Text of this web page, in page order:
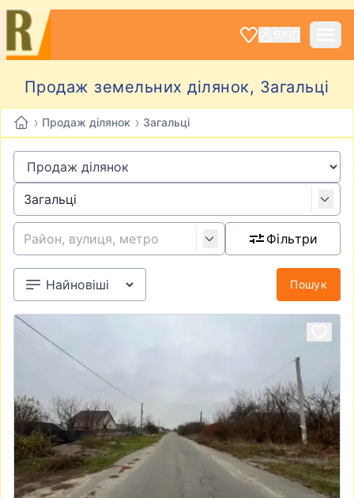
Продаж земельних ділянок, Загальці
› Продаж ділянок › Загальці
Фільтри
Пошук